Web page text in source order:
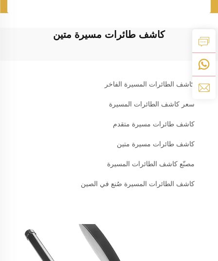
كاشف طائرات مسيرة متين
كاشف الطائرات المسيرة الفاخر
سعر كاشف الطائرات المسيرة
كاشف طائرات مسيرة متقدم
كاشف طائرات مسيرة متين
مصنّع كاشف الطائرات المسيرة
كاشف الطائرات المسيرة صُنع في الصين